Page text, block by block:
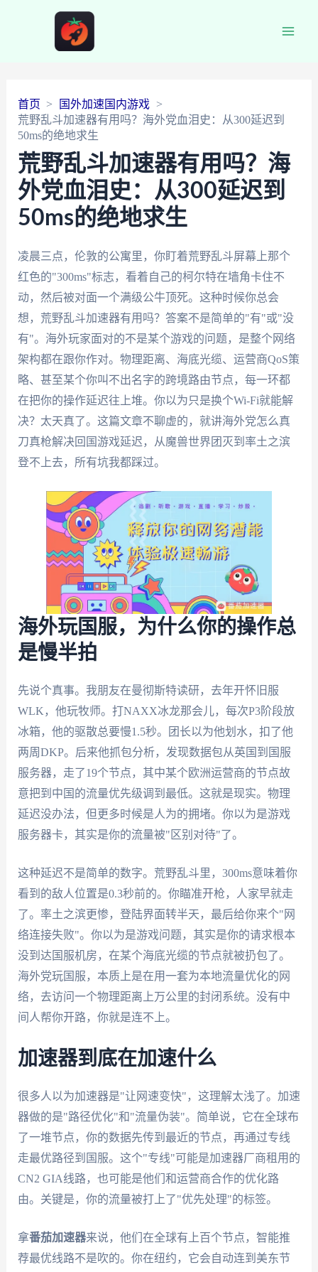
首页
国外加速国内游戏
荒野乱斗加速器有用吗？海外党血泪史：从300延迟到
50ms的绝地求生
荒野乱斗加速器有用吗？海
外党血泪史：从300延迟到
50ms的绝地求生
凌晨三点，伦敦的公寓里，你盯着荒野乱斗屏幕上那个
红色的"300ms"标志，看着自己的柯尔特在墙角卡住不
动，然后被对面一个满级公牛顶死。这种时候你总会
想，荒野乱斗加速器有用吗？答案不是简单的"有"或"没
有"。海外玩家面对的不是某个游戏的问题，是整个网络
架构都在跟你作对。物理距离、海底光缆、运营商QoS策
略、甚至某个你叫不出名字的跨境路由节点，每一环都
在把你的操作延迟往上堆。你以为只是换个Wi-Fi就能解
决？太天真了。这篇文章不聊虚的，就讲海外党怎么真
刀真枪解决回国游戏延迟，从魔兽世界团灭到率土之滨
登不上去，所有坑我都踩过。
海外玩国服，为什么你的操作总
是慢半拍
先说个真事。我朋友在曼彻斯特读研，去年开怀旧服
WLK，他玩牧师。打NAXX冰龙那会儿，每次P3阶段放
冰箱，他的驱散总要慢1.5秒。团长以为他划水，扣了他
两周DKP。后来他抓包分析，发现数据包从英国到国服
服务器，走了19个节点，其中某个欧洲运营商的节点故
意把到中国的流量优先级调到最低。这就是现实。物理
延迟没办法，但更多时候是人为的拥堵。你以为是游戏
服务器卡，其实是你的流量被"区别对待"了。
这种延迟不是简单的数字。荒野乱斗里，300ms意味着你
看到的敌人位置是0.3秒前的。你瞄准开枪，人家早就走
了。率土之滨更惨，登陆界面转半天，最后给你来个"网
络连接失败"。你以为是游戏问题，其实是你的请求根本
没到达国服机房，在某个海底光缆的节点就被扔包了。
海外党玩国服，本质上是在用一套为本地流量优化的网
络，去访问一个物理距离上万公里的封闭系统。没有中
间人帮你开路，你就是连不上。
加速器到底在加速什么
很多人以为加速器是"让网速变快"，这理解太浅了。加速
器做的是"路径优化"和"流量伪装"。简单说，它在全球布
了一堆节点，你的数据先传到最近的节点，再通过专线
走最优路径到国服。这个"专线"可能是加速器厂商租用的
CN2 GIA线路，也可能是他们和运营商合作的优化路
由。关键是，你的流量被打上了"优先处理"的标签。
拿番茄加速器来说，他们在全球有上百个节点，智能推
荐最优线路不是吹的。你在纽约，它会自动连到美东节